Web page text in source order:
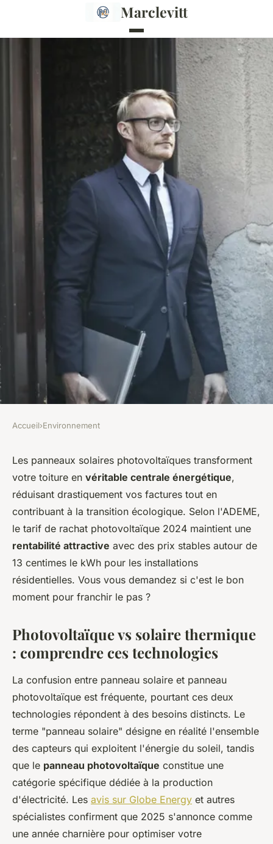
Marclevitt
Panneau solaire
photovoltaïque : le guide pour
choisir malin
Jeanne •13 novembre 2025•6 min de lecture
Accueil›Environnement
Les panneaux solaires photovoltaïques transforment
votre toiture en véritable centrale énergétique,
réduisant drastiquement vos factures tout en
contribuant à la transition écologique. Selon l'ADEME,
le tarif de rachat photovoltaïque 2024 maintient une
rentabilité attractive avec des prix stables autour de
13 centimes le kWh pour les installations
résidentielles. Vous vous demandez si c'est le bon
moment pour franchir le pas ?
Photovoltaïque vs solaire thermique
: comprendre ces technologies
La confusion entre panneau solaire et panneau
photovoltaïque est fréquente, pourtant ces deux
technologies répondent à des besoins distincts. Le
terme "panneau solaire" désigne en réalité l'ensemble
des capteurs qui exploitent l'énergie du soleil, tandis
que le panneau photovoltaïque constitue une
catégorie spécifique dédiée à la production
d'électricité. Les avis sur Globe Energy et autres
spécialistes confirment que 2025 s'annonce comme
une année charnière pour optimiser votre